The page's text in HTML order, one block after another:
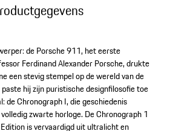
de Porsche 911, het eerste
Ferdinand Alexander Porsche, drukte
een stevig stempel op de wereld van de
hij zijn puristische designfilosofie toe
de Chronograph I, die geschiedenis
zwarte horloge. De Chronograph 1
is vervaardigd uit ultralicht en